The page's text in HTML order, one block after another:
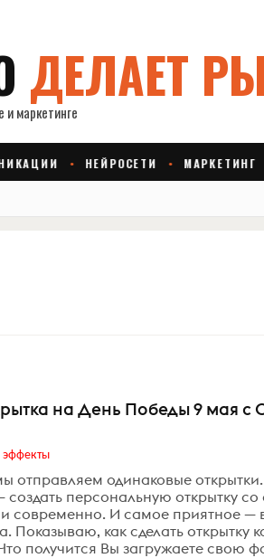
на День Победы 9
эффекты
отправляем одинаковые
персональную открытку
современно. И самое приятное —
Показываю, как сделать открытку
получится Вы загружаете свою